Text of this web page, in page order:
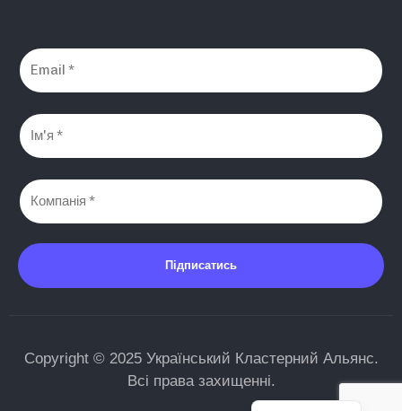
Підписатись
Copyright © 2025 Український Кластерний Альянс.
Всі права захищенні.